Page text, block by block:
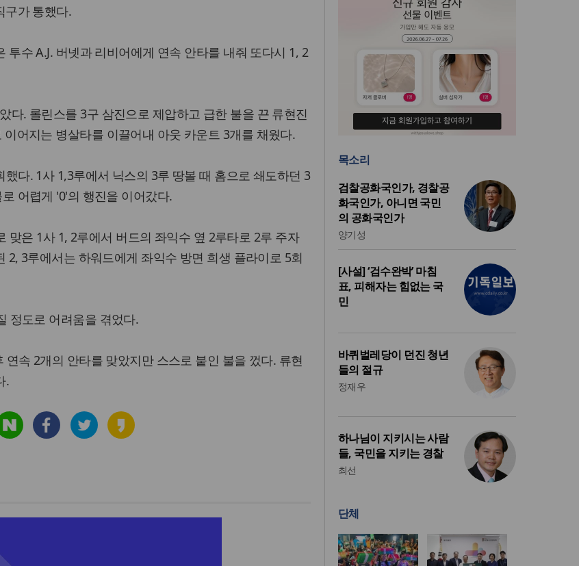
구가 통했다.
투수 A.J. 버넷과 리비어에게 연속 안타를 내줘 또다시 1, 2
다. 롤린스를 3구 삼진으로 제압하고 급한 불을 끈 류현진
어지는 병살타를 이끌어내 아웃 카운트 3개를 채웠다.
다. 1사 1,3루에서 닉스의 3루 땅볼 때 홈으로 쇄도하던 3
어렵게 '0'의 행진을 이어갔다.
맞은 1사 1, 2루에서 버드의 좌익수 옆 2루타로 2루 주자
2, 3루에서는 하워드에게 좌익수 방면 희생 플라이로 5회
정도로 어려움을 겪었다.
속 2개의 안타를 맞았지만 스스로 붙인 불을 껐다. 류현
.
목소리
검찰공화국인가, 경찰공
화국인가, 아니면 국민
의 공화국인가
양기성
[사설] ‘검수완박’ 마침
표, 피해자는 힘없는 국
민
바퀴벌레당이 던진 청년
들의 절규
정재우
하나님이 지키시는 사람
들, 국민을 지키는 경찰
최선
단체